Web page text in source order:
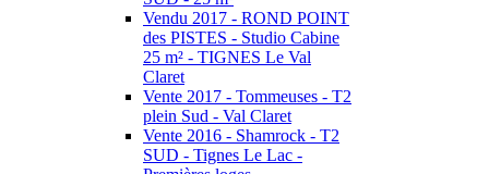
Vendu 2017 - ROND POINT
des PISTES - Studio Cabine
25 m² - TIGNES Le Val
Claret
Vente 2017 - Tommeuses - T2
plein Sud - Val Claret
Vente 2016 - Shamrock - T2
SUD - Tignes Le Lac -